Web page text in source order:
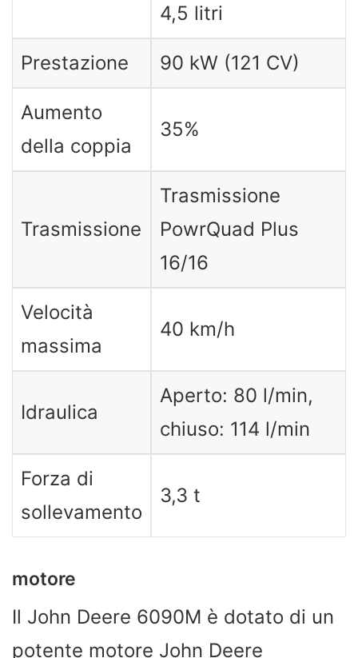
4,5 litri
Prestazione 90 kW (121 CV)
Aumento
della coppia
35%
Trasmissione
Trasmissione
PowrQuad Plus
16/16
Velocità
massima
40 km/h
Idraulica
Aperto: 80 l/min,
chiuso: 114 l/min
Forza di
sollevamento
3,3 t
motore
Il John Deere 6090M è dotato di un
potente motore John Deere